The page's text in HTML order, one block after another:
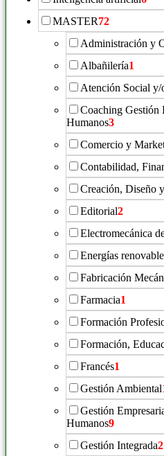
MASTER72
Administración y
Albañilería1
Atención Social y/
Coaching Gestión
Humanos3
Comercio y
Contabilidad,
Creación, Diseño
Editorial2
Electromecánica
Energías
Fabricación
Farmacia1
Formación
Formación,
Francés1
Gestión Ambiental
Gestión
Humanos9
Gestión Integrada2